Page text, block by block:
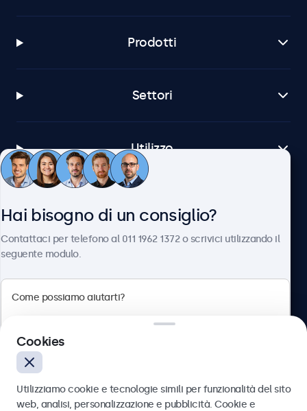
Prodotti
Settori
Utilizzo
4.8/5 la valutazione di 5000+ aziende
Hai bisogno di un consiglio?
Contattaci per telefono al 011 1962 1372 o scrivici utilizzando il
seguente modulo.
Cookies
Utilizziamo cookie e tecnologie simili per funzionalità del sito
web, analisi, personalizzazione e pubblicità. Cookie e